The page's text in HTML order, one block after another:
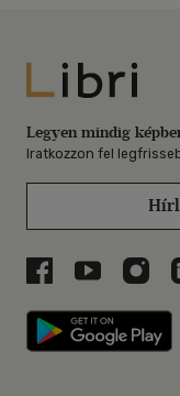
Libri
Legyen mindig
Iratkozzon fel
Libri aLibri a